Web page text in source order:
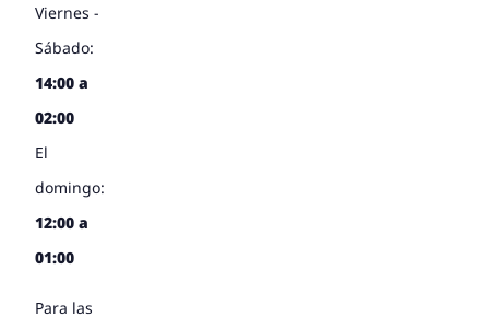
Viernes -
Sábado:
14:00 a
02:00
El
domingo:
12:00 a
01:00
Para las